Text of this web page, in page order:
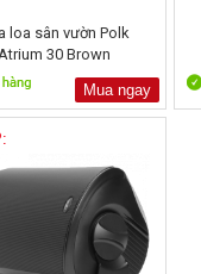
loa sân vườn Polk
30 Brown
Mua ngay